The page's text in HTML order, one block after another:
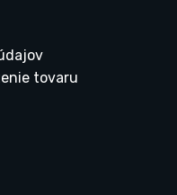
tovaru